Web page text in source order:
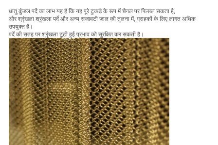
धातु कुंडल पर्दे का लाभ यह है कि यह पूरे टुकड़े के रूप में चैनल पर फिसल सकता है,
और श्रृंखला श्रृंखला पर्दे और अन्य सजावटी जाल की तुलना में, ग्राहकों के लिए लागत अधिक
उपयुक्त है।
पर्दे की सतह पर श्रृंखला टूटी हुई प्रभाव को सुरक्षित कर सकती है।